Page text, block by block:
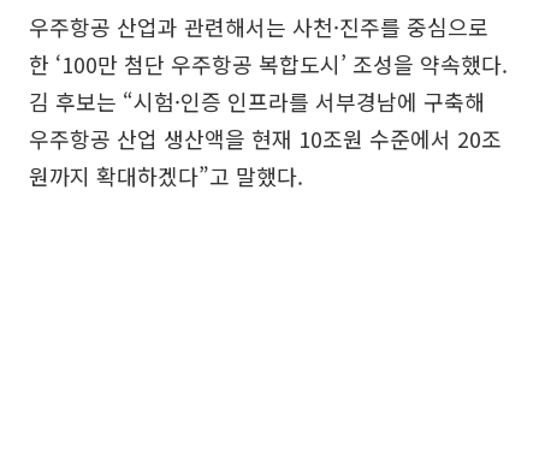
우주항공 산업과 관련해서는 사천·진주를 중심으로
한 ‘100만 첨단 우주항공 복합도시’ 조성을 약속했다.
김 후보는 “시험·인증 인프라를 서부경남에 구축해
우주항공 산업 생산액을 현재 10조원 수준에서 20조
원까지 확대하겠다”고 말했다.